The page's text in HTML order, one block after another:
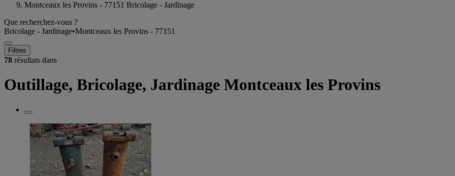
Montceaux les Provins - 77151 Bricolage - Jardinage
Que recherchez-vous ?
Bricolage - Jardinage•Montceaux les Provins - 77151
Filtres
78 résultats dans
Outillage, Bricolage, Jardinage Montceaux les Provins